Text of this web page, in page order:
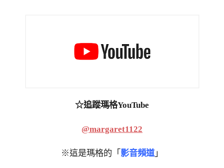
☆追蹤瑪格YouTube
@margaret1122
※這是瑪格的「 影音頻道」